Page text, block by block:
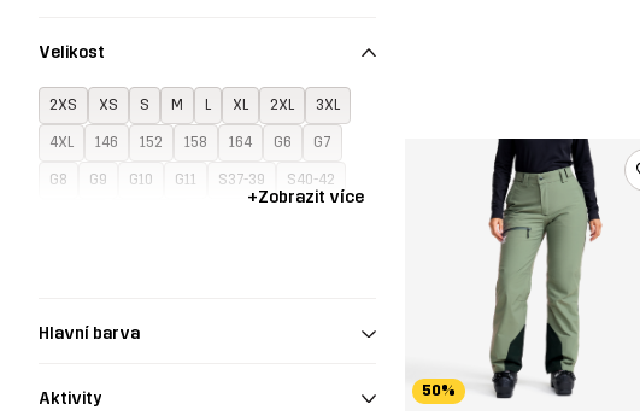
Velikost
2XS XS S M L XL 2XL 3XL
4XL 146 152 158 164 G6 G7
G8 G9 G10 G11 S37-39 S40-42
+Zobrazit více
Hlavní barva
Aktivity 50%